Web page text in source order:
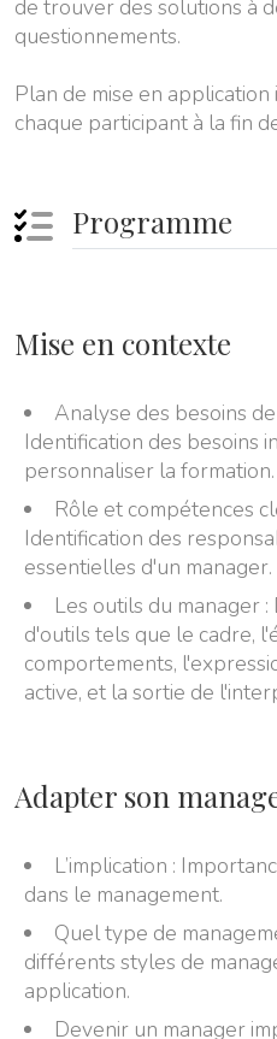
de trouver des solutions à
questionnements.
Plan de mise en
chaque participant à la fin
Programme
Mise en contexte
Analyse des besoins
Identification des besoins
personnaliser la formation.
Rôle et compétences
Identification des
essentielles d'un manager.
Les outils du manager
d'outils tels que le cadre,
comportements,
active, et la sortie de
Adapter son
L’implication :
dans le management.
Quel type de
différents styles de
application.
Devenir un manager